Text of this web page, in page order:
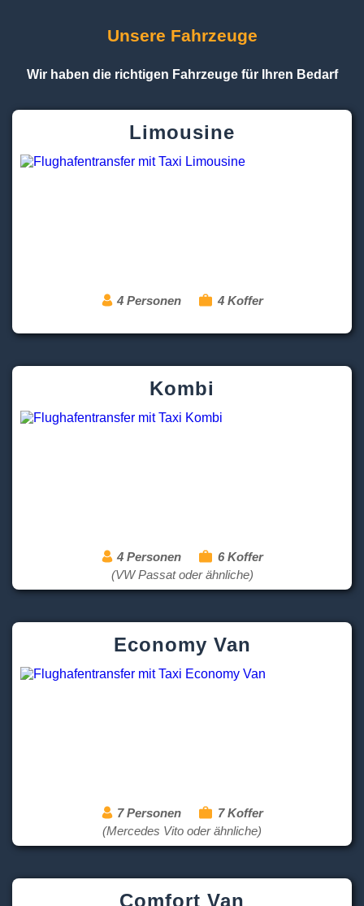
Unsere Fahrzeuge
Wir haben die richtigen Fahrzeuge für Ihren Bedarf
Limousine
4 Personen 4 Koffer
Kombi
4 Personen
6 Koffer
(VW Passat oder ähnliche)
Economy Van
7 Personen
7 Koffer
(Mercedes Vito oder ähnliche)
Comfort Van